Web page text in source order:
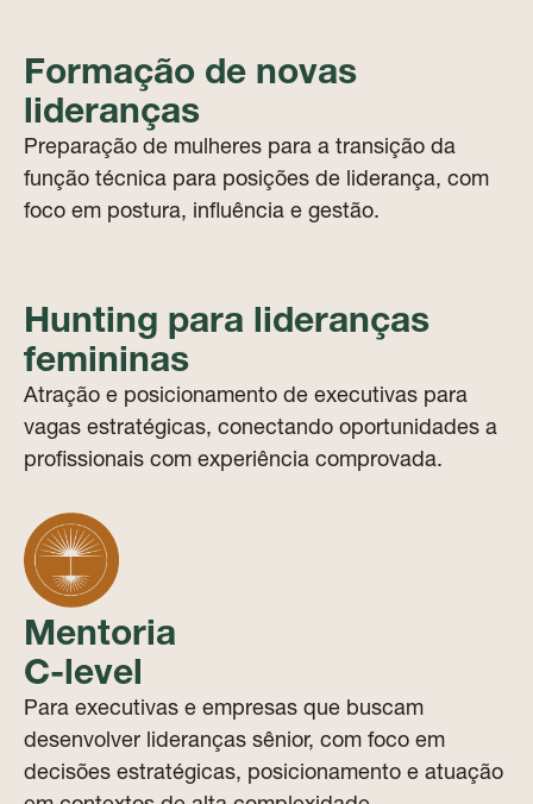
Formação de novas
lideranças
Preparação de mulheres para a transição da
função técnica para posições de liderança, com
foco em postura, influência e gestão.
Hunting para lideranças
femininas
Atração e posicionamento de executivas para
vagas estratégicas, conectando oportunidades a
profissionais com experiência comprovada.
Mentoria
C-level
Para executivas e empresas que buscam
desenvolver lideranças sênior, com foco em
decisões estratégicas, posicionamento e atuação